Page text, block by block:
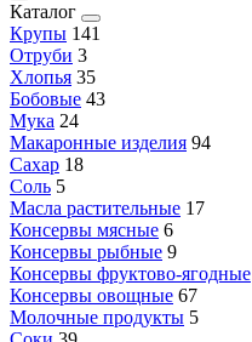
Каталог
Крупы 141
Отруби 3
Хлопья 35
Бобовые 43
Мука 24
Макаронные изделия 94
Сахар 18
Соль 5
Масла растительные 17
Консервы мясные 6
Консервы рыбные 9
Консервы фруктово-ягодные
Консервы овощные 67
Молочные продукты 5